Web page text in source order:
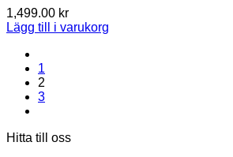
1,499.00 kr
Lägg till i varukorg
1
2
3
Hitta till oss